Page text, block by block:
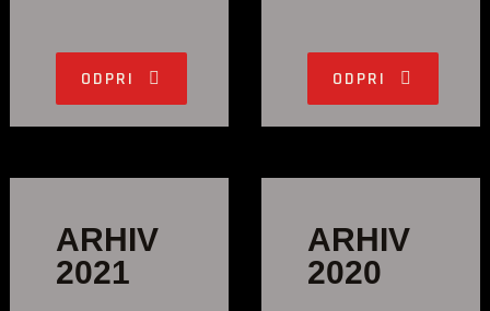
ODPRI ODPRI
ARHIV
2021
ARHIV
2020